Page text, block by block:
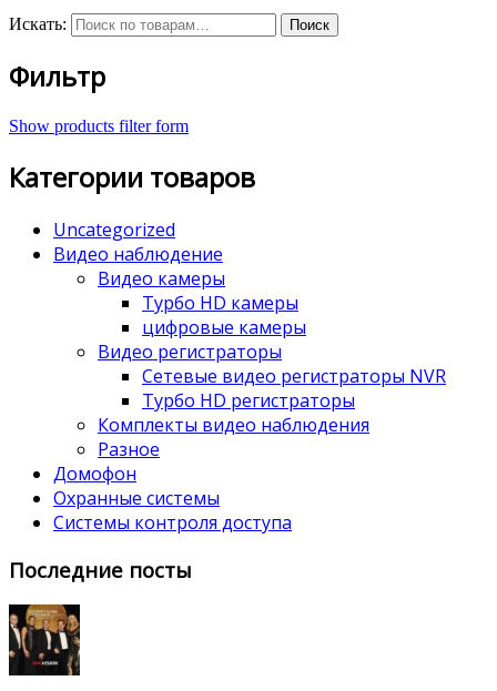
Искать: Поиск
Фильтр
Show products filter form
Категории товаров
Uncategorized
Видео наблюдение
Видео камеры
Турбо HD камеры
цифровые камеры
Видео регистраторы
Сетевые видео регистраторы NVR
Турбо HD регистраторы
Комплекты видео наблюдения
Разное
Домофон
Охранные системы
Системы контроля доступа
Последние посты